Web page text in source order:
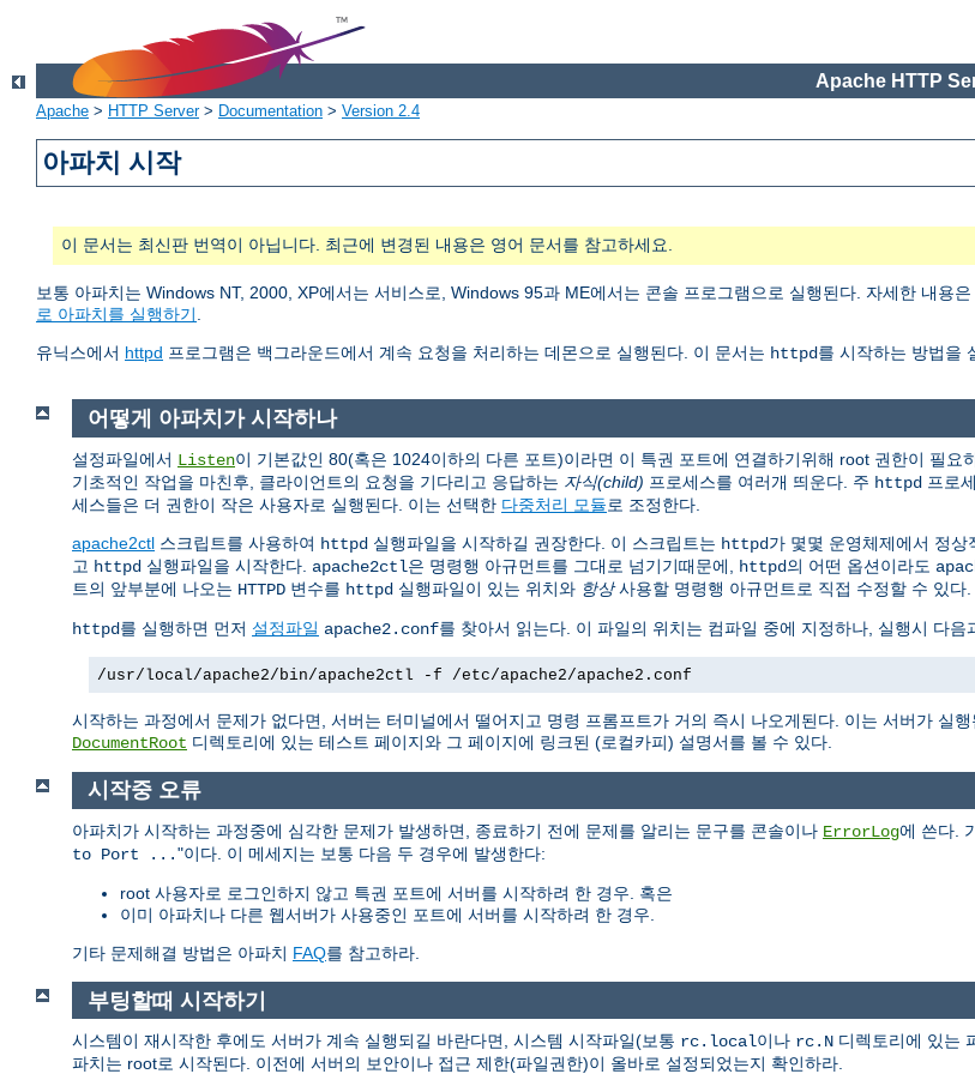
Apache HTTP
Apache > HTTP Server> Documentation > Version 2.4
아파치 시작
이 문서는 최신판 번역이 아닙니다. 최근에 변경된 내용은 영어 문서를 참고하세요.
보통 아파치는 Windows NT, 2000, XP에서는 서비스로, Windows 95과 ME에서는 콘솔 프로그램으로 실행된다. 자세한 내용은
로 아파치를 실행하기.
유닉스에서 httpd 프로그램은 백그라운드에서 계속 요청을 처리하는 데몬으로 실행된다. 이 문서는 httpd를 시작하는 방법을
어떻게 아파치가 시작하나
설정파일에서 Listen이 기본값인 80(혹은 1024이하의 다른 포트)이라면 이 특권 포트에 연결하기위해 root 권한이 필요
기초적인 작업을 마친후, 클라이언트의 요청을 기다리고 응답하는 자식(child) 프로세스를 여러개 띄운다. 주 httpd 프로
세스들은 더 권한이 작은 사용자로 실행된다. 이는 선택한 다중처리 모듈로 조정한다.
apache2ctl 스크립트를 사용하여 httpd 실행파일을 시작하길 권장한다. 이 스크립트는 httpd가 몇몇 운영체제에서 정
고 httpd 실행파일을 시작한다. apache2ctl은 명령행 아규먼트를 그대로 넘기기때문에, httpd의 어떤 옵션이라도
트의 앞부분에 나오는 HTTPD 변수를 httpd 실행파일이 있는 위치와 항상사용할 명령행 아규먼트로 직접 수정할 수 있다.
httpd를 실행하면 먼저 설정파일 apache2.conf를 찾아서 읽는다. 이 파일의 위치는 컴파일 중에 지정하나, 실행시 다음
/usr/local/apache2/bin/apache2ctl -f /etc/apache2/apache2.conf
시작하는 과정에서 문제가 없다면, 서버는 터미널에서 떨어지고 명령 프롬프트가 거의 즉시 나오게된다. 이는 서버가 실
DocumentRoot 디렉토리에 있는 테스트 페이지와 그 페이지에 링크된 (로컬카피) 설명서를 볼 수 있다.
시작중 오류
아파치가 시작하는 과정중에 심각한 문제가 발생하면, 종료하기 전에 문제를 알리는 문구를 콘솔이나 ErrorLog에 쓴다.
to Port ..."이다. 이 메세지는 보통 다음 두 경우에 발생한다:
root 사용자로 로그인하지 않고 특권 포트에 서버를 시작하려 한 경우. 혹은
이미 아파치나 다른 웹서버가 사용중인 포트에 서버를 시작하려 한 경우.
기타 문제해결 방법은 아파치 FAQ를 참고하라.
부팅할때 시작하기
시스템이 재시작한 후에도 서버가 계속 실행되길 바란다면, 시스템 시작파일(보통 rc.local이나 rc.N 디렉토리에 있는
파치는 root로 시작된다. 이전에 서버의 보안이나 접근 제한(파일권한)이 올바로 설정되었는지 확인하라.